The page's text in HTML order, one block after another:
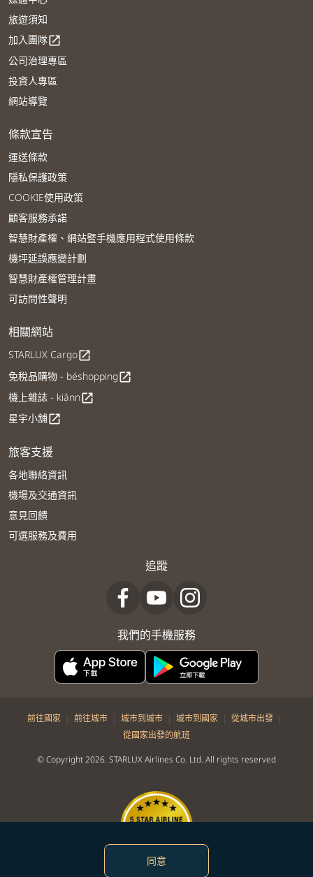
同意
旅遊須知
加入團隊open_in_new
公司治理專區
投資人專區
網站導覽
條款宣告
運送條款
隱私保護政策
COOKIE使用政策
顧客服務承諾
智慧財產權、網站暨手機應用程式使用條款
機坪延誤應變計劃
智慧財產權管理計畫
可訪問性聲明
相關網站
STARLUX Cargoopen_in_new
免稅品購物 - béshoppingopen_in_new
機上雜誌 - kiânnopen_in_new
星宇小舖open_in_new
旅客支援
各地聯絡資訊
機場及交通資訊
意見回饋
可選服務及費用
追蹤
我們的手機服務
前往國家 | 前往城市 | 城市到城市 | 城市到國家 | 從城市出發 |
從國家出發的航班
© Copyright 2026. STARLUX Airlines Co. Ltd. All rights reserved